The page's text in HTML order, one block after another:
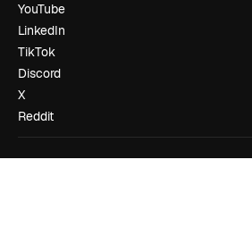
YouTube
LinkedIn
TikTok
Discord
X
Reddit